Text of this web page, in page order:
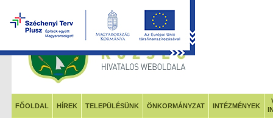
FŐOLDAL HÍREK TELEPÜLÉSÜNK ÖNKORMÁNYZAT INTÉZMÉNYEK